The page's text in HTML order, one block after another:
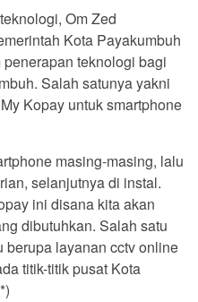
Om Zed
Kota Payakumbuh
teknologi bagi
Salah satunya yakni
Kopay untuk smartphone
masing-masing, lalu
selanjutnya di instal.
ini disana kita akan
dibutuhkan. Salah satu
berupa layanan cctv online
titik-titik pusat Kota